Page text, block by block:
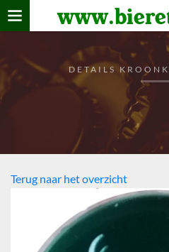
Home
De bierkaart
DETAILS
Terug naar het overzicht